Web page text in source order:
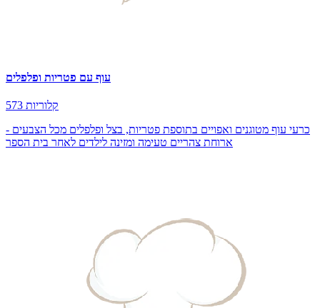
עוף עם פטריות ופלפלים
573 קלוריות
כרעי עוף מטוגנים ואפויים בתוספת פטריות, בצל ופלפלים מכל הצבעים -
ארוחת צהריים טעימה ומזינה לילדים לאחר בית הספר